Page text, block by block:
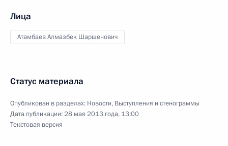
Лица
Атамбаев Алмазбек Шаршенович
Статус материала
Опубликован в разделах: Новости, Выступления и стенограммы
Дата публикации:28 мая 2013 года, 13:00
Текстовая версия